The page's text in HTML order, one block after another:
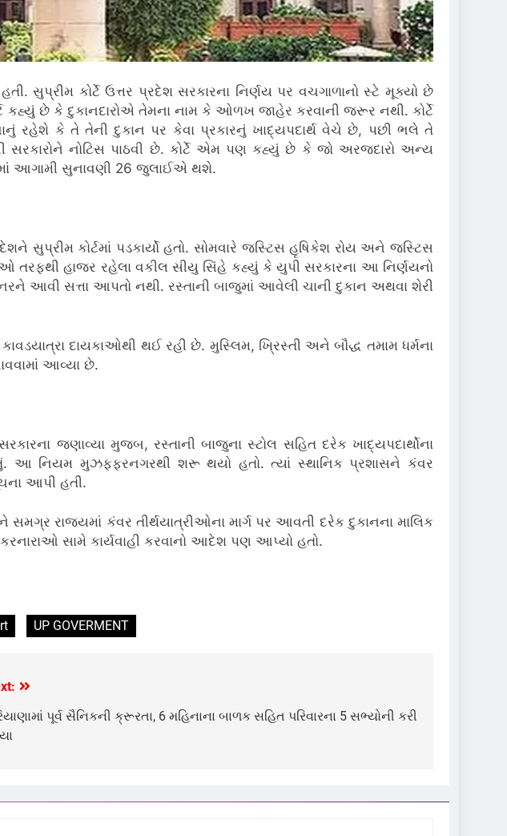
સુપ્રીમ કોર્ટે ઉત્તર પ્રદેશ સરકારના નિર્ણય પર વચગાળાનો સ્ટે મૂક્યો છે
કહ્યું છે કે દુકાનદારોએ તેમના નામ કે ઓળખ જાહેર કરવાની જરૂર નથી. કોર્ટે
રહેશે કે તે તેની દુકાન પર કેવા પ્રકારનું ખાદ્યપદાર્થ વેચે છે, પછી ભલે તે
સરકારોને નોટિસ પાઠવી છે. કોર્ટે એમ પણ કહ્યું છે કે જો અરજદારો અન્ય
આગામી સુનાવણી 26 જુલાઈએ થશે.
કોર્ટમાં પડકાર્યો હતો. સોમવારે જસ્ટિસ હૃષિકેશ રોય અને જસ્ટિસ
હાજર રહેલા વકીલ સીયુ સિંહે કહ્યું કે યુપી સરકારના આ નિર્ણયનો
આવી સત્તા આપતો નથી. રસ્તાની બાજુમાં આવેલી ચાની દુકાન અથવા શેરી
દાયકાઓથી થઈ રહી છે. મુસ્લિમ, ખ્રિસ્તી અને બૌદ્ધ તમામ ધર્મના
આવ્યા છે.
જણાવ્યા મુજબ, રસ્તાની બાજુના સ્ટોલ સહિત દરેક ખાદ્યપદાર્થોના
આ નિયમ મુઝફ્ફરનગરથી શરૂ થયો હતો. ત્યાં સ્થાનિક પ્રશાસને કંવર
આપી હતી.
રાજ્યમાં કંવર તીર્થયાત્રીઓના માર્ગ પર આવતી દરેક દુકાનના માલિક
સામે કાર્યવાહી કરવાનો આદેશ પણ આપ્યો હતો.
UP GOVERMENT
પૂર્વ સૈનિકની ક્રૂરતા, 6 મહિનાના બાળક સહિત પરિવારના 5 સભ્યોની કરી